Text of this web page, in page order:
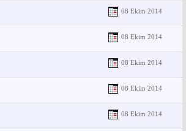
08 Ekim 2014
08 Ekim 2014
08 Ekim 2014
08 Ekim 2014
08 Ekim 2014